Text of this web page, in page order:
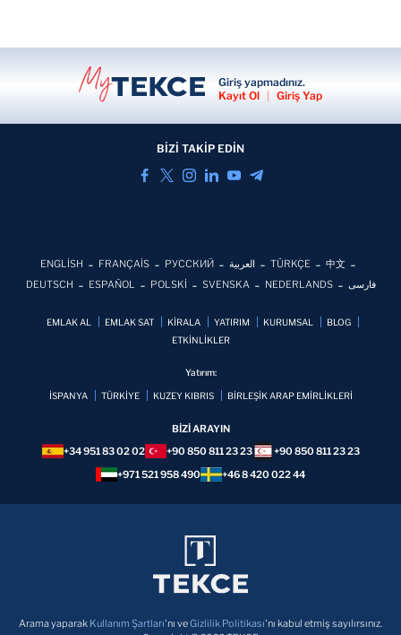
Giriş yapmadınız.
Kayıt Ol
Giriş Yap
BİZİ TAKİP EDİN
ENGLİSH FRANÇAİS РУССКИЙ العربية TÜRKÇE
中文
DEUTSCH
ESPAÑOL POLSKİ SVENSKA NEDERLANDS فارسی
EMLAK AL EMLAK SAT KİRALA YATIRIM KURUMSAL
BLOG
ETKİNLİKLER
Yatırım:
İSPANYA TÜRKİYE KUZEY KIBRIS BİRLEŞİK ARAP EMİRLİKLERİ
BİZİ ARAYIN
+34 951 83 02 02
+90 850 811 23 23
+90 850 811 23 23
+971 521 958 490
+46 8 420 022 44
Arama yaparak Kullanım Şartları'nı veGizlilik Politikası'nı kabul etmiş sayılırsınız.